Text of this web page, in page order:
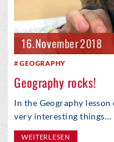
16. November 2018
GEOGRAPHY
Geography rocks!
In the Geography
very interesting things…
WEITERLESEN